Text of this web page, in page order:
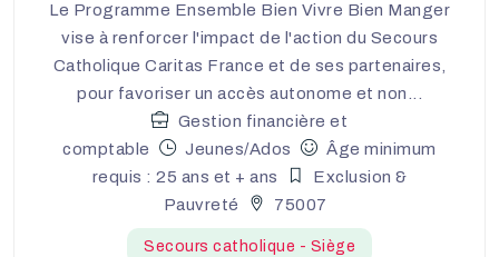
Le Programme Ensemble Bien Vivre Bien Manger
vise à renforcer l'impact de l'action du Secours
Catholique Caritas France et de ses partenaires,
pour favoriser un accès autonome et non...
Gestion financière et
comptable
Jeunes/Ados
Âge minimum
requis : 25 ans et + ans
Exclusion &
Pauvreté
75007
Secours catholique - Siège